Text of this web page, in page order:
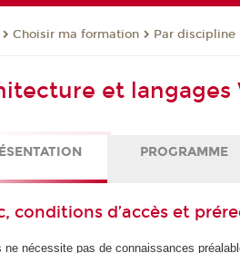
Choisir ma formation Par discipline
et langages
PROGRAMME
conditions d’accès et
ne nécessite pas de connaissances